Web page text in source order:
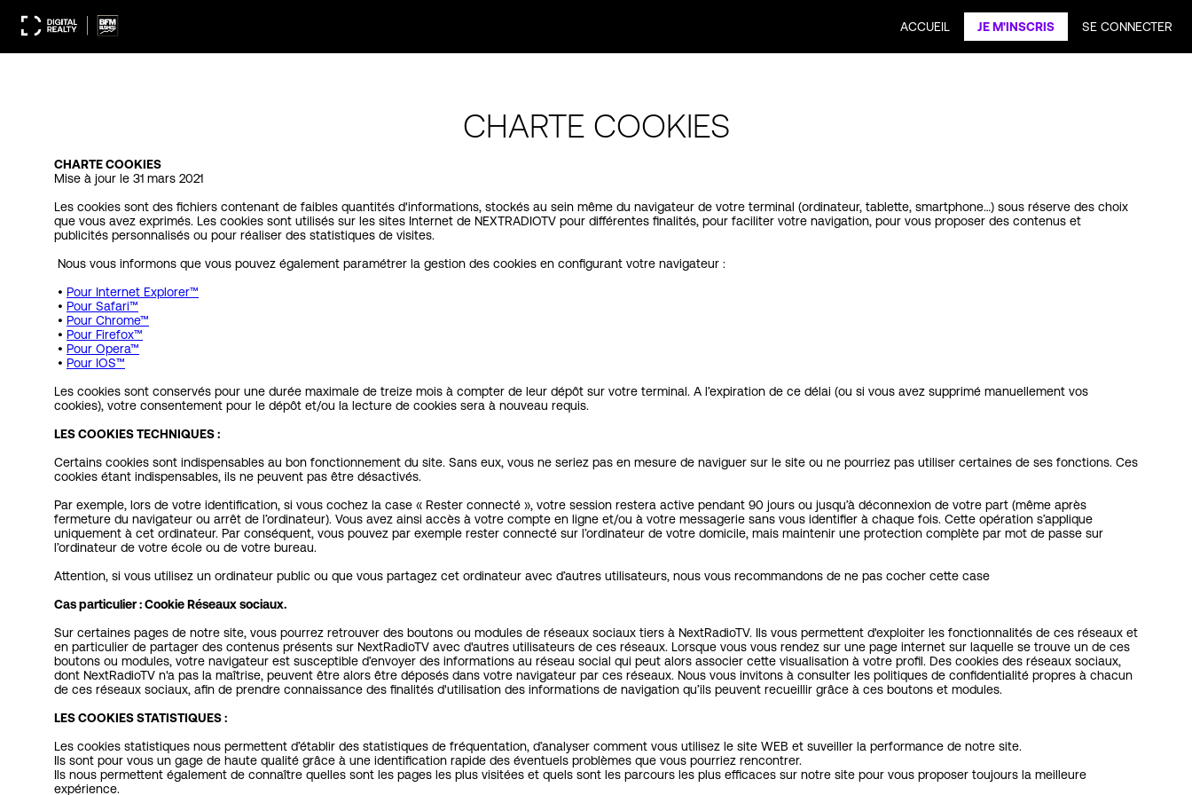
ACCUEIL JE M'INSCRIS SE CONNECTER
CHARTE COOKIES
CHARTE COOKIES
Mise à jour le 31 mars 2021
Les cookies sont des fichiers contenant de faibles quantités d'informations, stockés au sein même du navigateur de votre terminal (ordinateur, tablette, smartphone…) sous réserve des choix
que vous avez exprimés. Les cookies sont utilisés sur les sites Internet de NEXTRADIOTV pour différentes finalités, pour faciliter votre navigation, pour vous proposer des contenus et
publicités personnalisés ou pour réaliser des statistiques de visites.
Nous vous informons que vous pouvez également paramétrer la gestion des cookies en configurant votre navigateur :
• Pour Internet Explorer™
• Pour Safari™
• Pour Chrome™
• Pour Firefox™
• Pour Opera™
• Pour IOS™
Les cookies sont conservés pour une durée maximale de treize mois à compter de leur dépôt sur votre terminal. A l’expiration de ce délai (ou si vous avez supprimé manuellement vos
cookies), votre consentement pour le dépôt et/ou la lecture de cookies sera à nouveau requis.
LES COOKIES TECHNIQUES :
Certains cookies sont indispensables au bon fonctionnement du site. Sans eux, vous ne seriez pas en mesure de naviguer sur le site ou ne pourriez pas utiliser certaines de ses fonctions. Ces
cookies étant indispensables, ils ne peuvent pas être désactivés.
Par exemple, lors de votre identification, si vous cochez la case « Rester connecté », votre session restera active pendant 90 jours ou jusqu’à déconnexion de votre part (même après
fermeture du navigateur ou arrêt de l’ordinateur). Vous avez ainsi accès à votre compte en ligne et/ou à votre messagerie sans vous identifier à chaque fois. Cette opération s’applique
uniquement à cet ordinateur. Par conséquent, vous pouvez par exemple rester connecté sur l’ordinateur de votre domicile, mais maintenir une protection complète par mot de passe sur
l’ordinateur de votre école ou de votre bureau.
Attention, si vous utilisez un ordinateur public ou que vous partagez cet ordinateur avec d’autres utilisateurs, nous vous recommandons de ne pas cocher cette case
Cas particulier : Cookie Réseaux sociaux.
Sur certaines pages de notre site, vous pourrez retrouver des boutons ou modules de réseaux sociaux tiers à NextRadioTV. Ils vous permettent d'exploiter les fonctionnalités de ces réseaux et
en particulier de partager des contenus présents sur NextRadioTV avec d'autres utilisateurs de ces réseaux. Lorsque vous vous rendez sur une page internet sur laquelle se trouve un de ces
boutons ou modules, votre navigateur est susceptible d’envoyer des informations au réseau social qui peut alors associer cette visualisation à votre profil. Des cookies des réseaux sociaux,
dont NextRadioTV n'a pas la maîtrise, peuvent être alors être déposés dans votre navigateur par ces réseaux. Nous vous invitons à consulter les politiques de confidentialité propres à chacun
de ces réseaux sociaux, afin de prendre connaissance des finalités d'utilisation des informations de navigation qu’ils peuvent recueillir grâce à ces boutons et modules.
LES COOKIES STATISTIQUES :
Les cookies statistiques nous permettent d’établir des statistiques de fréquentation, d’analyser comment vous utilisez le site WEB et suveiller la performance de notre site.
Ils sont pour vous un gage de haute qualité grâce à une identification rapide des éventuels problèmes que vous pourriez rencontrer.
Ils nous permettent également de connaître quelles sont les pages les plus visitées et quels sont les parcours les plus efficaces sur notre site pour vous proposer toujours la meilleure
expérience.